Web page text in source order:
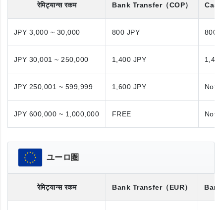
रेमिट्यान्स रकम Bank Transfer（COP）
JPY 3,000 ~ 30,000 800 JPY 800
JPY 30,001 ~ 250,000 1,400 JPY
JPY 250,001 ~ 599,999 1,600 JPY Not
JPY 600,000 ~ 1,000,000 FREE Not
ユーロ圏
रेमिट्यान्स रकम Bank Transfer（EUR）